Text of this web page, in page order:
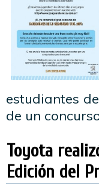
estudiantes
de un
Toyota
Edición del